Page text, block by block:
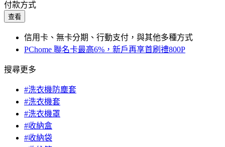
付款方式
查看
信用卡、無卡分期、行動支付，與其他多種方式
PChome 聯名卡最高6%，新戶再享首刷禮800P
搜尋更多
#洗衣機防塵套
#洗衣機套
#洗衣機罩
#收納盒
#收納袋